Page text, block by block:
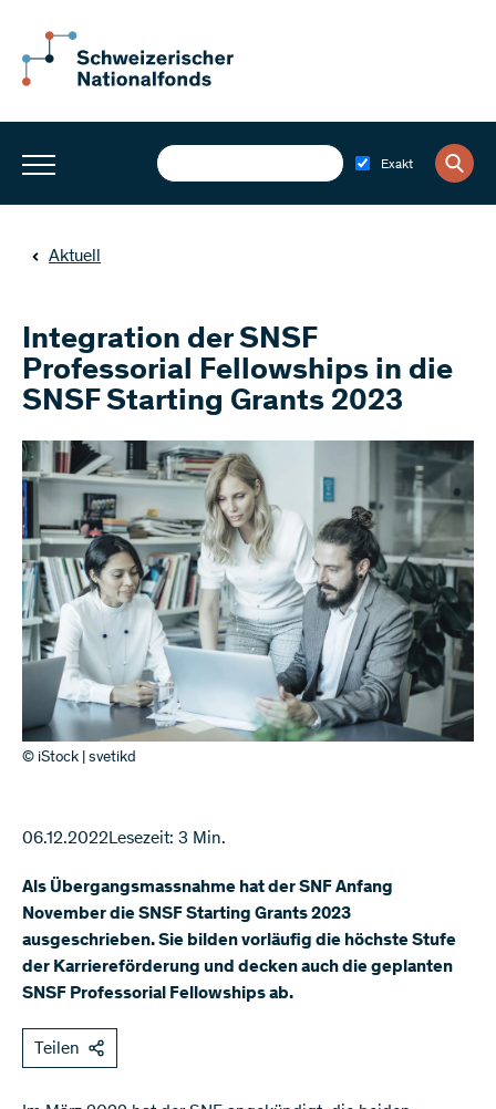
Exakt
Aktuell
Integration der SNSF
Professorial Fellowships in die
SNSF Starting Grants 2023
© iStock | svetikd
06.12.2022Lesezeit: 3 Min.
Als Übergangsmassnahme hat der SNF Anfang
November die SNSF Starting Grants 2023
ausgeschrieben. Sie bilden vorläufig die höchste Stufe
der Karriereförderung und decken auch die geplanten
SNSF Professorial Fellowships ab.
Teilen